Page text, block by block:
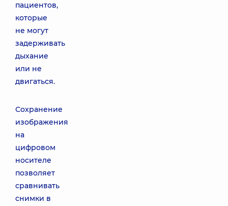
пациентов,
которые
не могут
задерживать
дыхание
или не
двигаться.
Сохранение
изображения
на
цифровом
носителе
позволяет
сравнивать
снимки в